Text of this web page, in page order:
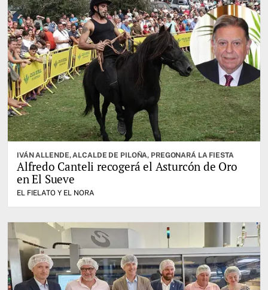
IVÁN ALLENDE, ALCALDE DE PILOÑA, PREGONARÁ LA FIESTA
Alfredo Canteli recogerá el Asturcón de Oro
en El Sueve
EL FIELATO Y EL NORA